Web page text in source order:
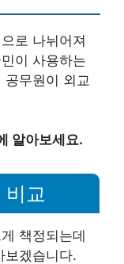
로 나뉘어져
이 사용하는
무원이 외교
알아보세요.
교
책정되는데
보겠습니다.